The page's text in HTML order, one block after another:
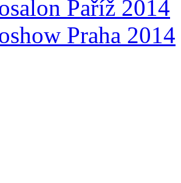
Paříž 2014
Praha 2014